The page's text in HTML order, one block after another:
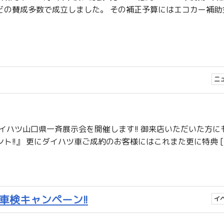
賛成多数で成立しました。 その補正予算にはエコカー補
ニ
ハツ山口県一斉展示会を開催します!! 御来店いただいた方に
ト!!』 更にダイハツ車ご成約のお客様にはこれまた更に特
検キャンペーン!! イ